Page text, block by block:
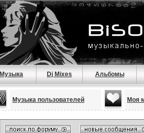
Музыка Dj Mixes Альбомы
Музыка пользователей Моя